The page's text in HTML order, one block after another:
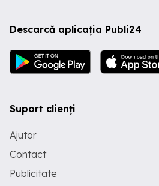
Descarcă aplicația Publi24
Suport clienți
Ajutor
Contact
Publicitate